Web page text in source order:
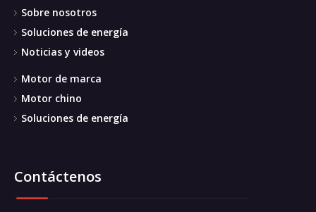
Sobre nosotros
Soluciones de energía
Noticias y videos
Motor de marca
Motor chino
Soluciones de energía
Contáctenos